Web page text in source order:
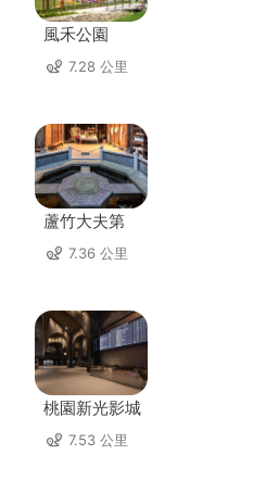
風禾公園
7.28 公里
蘆竹大夫第
7.36 公里
桃園新光影城
7.53 公里